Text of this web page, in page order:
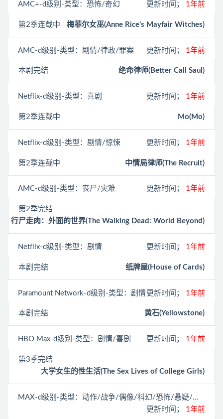
AMC+-d级别-类型：恐怖/奇幻 更新时间； 1年前
第2季连载中 梅菲尔女巫(Anne Rice’s Mayfair Witches)
AMC-d级别-类型：剧情/律政/罪案 更新时间； 1年前
本剧完结 绝命律师(Better Call Saul)
Netflix-d级别-类型：喜剧 更新时间； 1年前
第2季连载中 Mo(Mo)
Netflix-d级别-类型：剧情/惊悚 更新时间； 1年前
第2季连载中 中情局律师(The Recruit)
AMC-d级别-类型：丧尸/灾难 更新时间； 1年前
第2季完结
行尸走肉：外面的世界(The Walking Dead: World Beyond)
Netflix-d级别-类型：剧情 更新时间； 1年前
本剧完结 纸牌屋(House of Cards)
Paramount Network-d级别-类型：剧情 更新时间； 1年前
本剧完结 黄石(Yellowstone)
HBO Max-d级别-类型：剧情/喜剧 更新时间； 1年前
第3季完结
大学女生的性生活(The Sex Lives of College Girls)
MAX-d级别-类型：动作/战争/偶像/科幻/恐怖/悬疑/冒险/动画/奇幻
更新时间；
1年前